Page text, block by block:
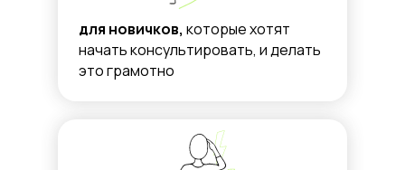
для новичков, которые хотят
начать консультировать, и делать
это грамотно